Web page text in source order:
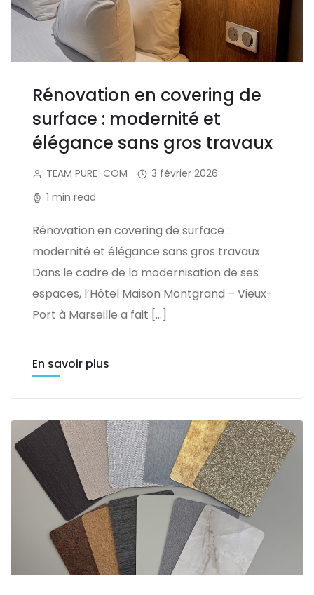
Rénovation en covering de
surface : modernité et
élégance sans gros travaux
TEAM PURE-COM
3 février 2026
1 min read
Rénovation en covering de surface :
modernité et élégance sans gros travaux
Dans le cadre de la modernisation de ses
espaces, l’Hôtel Maison Montgrand – Vieux-
Port à Marseille a fait […]
En savoir plus